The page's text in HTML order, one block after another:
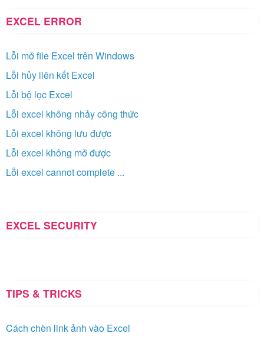
EXCEL ERROR
Lỗi mở file Excel trên Windows
Lỗi hủy liên kết Excel
Lỗi bộ lọc Excel
Lỗi excel không nhảy công thức
Lỗi excel không lưu được
Lỗi excel không mở được
Lỗi excel cannot complete ...
EXCEL SECURITY
TIPS & TRICKS
Cách chèn link ảnh vào Excel